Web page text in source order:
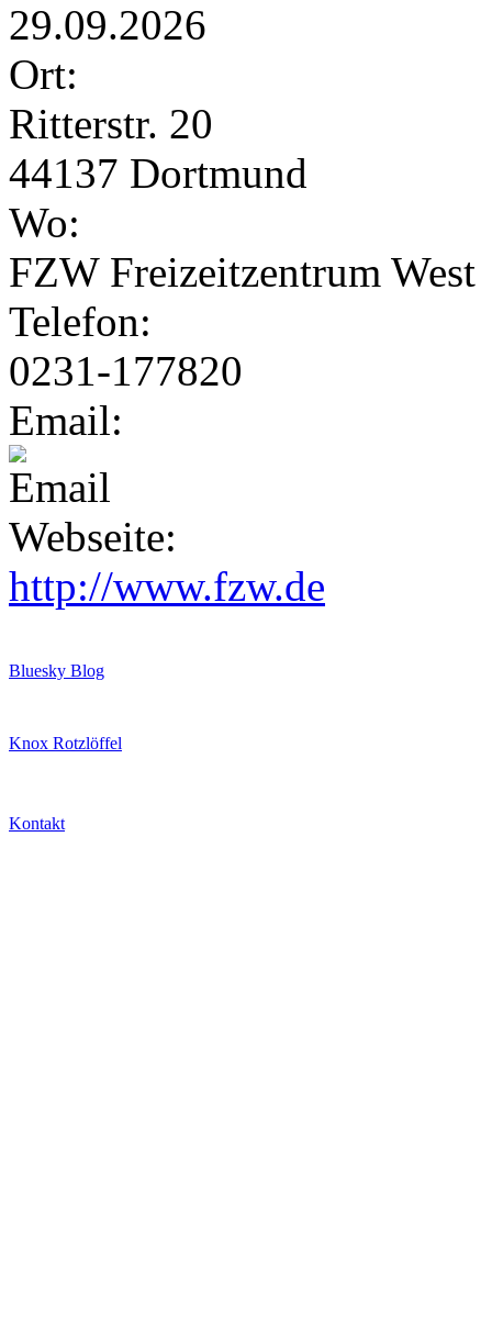
29.09.2026
Ort:
Ritterstr. 20
44137 Dortmund
Wo:
FZW Freizeitzentrum West
Telefon:
0231-177820
Email:
Webseite:
http://www.fzw.de
Bluesky Blog
Knox Rotzlöffel
Kontakt